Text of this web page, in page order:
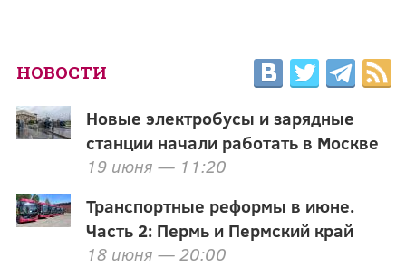
НОВОСТИ
Новые электробусы и зарядные
станции начали работать в Москве
19 июня — 11:20
Транспортные реформы в июне.
Часть 2: Пермь и Пермский край
18 июня — 20:00